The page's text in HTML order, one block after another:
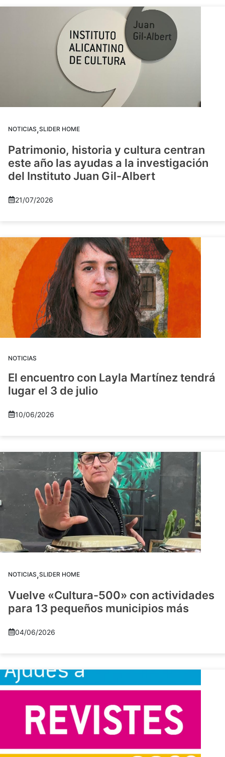
NOTICIAS,SLIDER HOME
Patrimonio, historia y cultura centran
este año las ayudas a la investigación
del Instituto Juan Gil-Albert
21/07/2026
NOTICIAS
El encuentro con Layla Martínez tendrá
lugar el 3 de julio
10/06/2026
NOTICIAS,SLIDER HOME
Vuelve «Cultura-500» con actividades
para 13 pequeños municipios más
04/06/2026